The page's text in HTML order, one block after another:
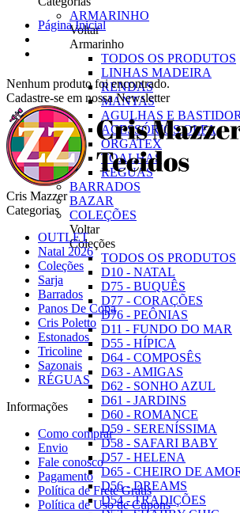
ARMARINHO
Voltar
Armarinho
TODOS OS PRODUTOS
LINHAS MADEIRA
RENDAS
MANTAS
AGULHAS E BASTIDOR
ACESSÓRIOS OLFA
ORGATEX
TOALHAS
RÉGUAS
BARRADOS
BAZAR
COLEÇÕES
Voltar
Coleções
TODOS OS PRODUTOS
D10 - NATAL
D75 - BUQUÊS
D77 - CORAÇÕES
D76 - PEÔNIAS
D11 - FUNDO DO MAR
D55 - HÍPICA
D64 - COMPOSÊS
D63 - AMIGAS
D62 - SONHO AZUL
D61 - JARDINS
D60 - ROMANCE
D59 - SERENÍSSIMA
D58 - SAFARI BABY
D57 - HELENA
D65 - CHEIRO DE
D56 - DREAMS
D54 - TRADIÇÕES
Página Inicial
Nenhum produto foi encontrado.
Cadastre-se em nossa Newsletter
Cris Mazzer
Categorias
OUTLET
Natal 2026
Coleções
Sarja
Barrados
Panos De Copa
Cris Poletto
Estonados
Tricoline
Sazonais
RÉGUAS
Informações
Como comprar
Envio
Fale conosco
Pagamento
Política de Frete Grátis
Política de Uso de Cupons